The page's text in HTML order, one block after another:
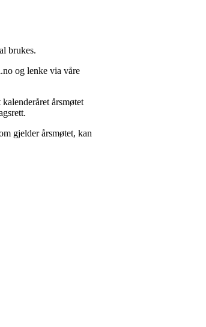
brukes.
og lenke via våre
årsmøtet
gjelder årsmøtet, kan